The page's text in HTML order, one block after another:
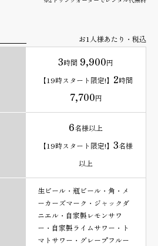
お1人様あたり・税込
3時間 9,900円
【19時スタート限定!】 2時間
7,700円
6名様以上
【19時スタート限定!】 3名様
以上
生ビール・瓶ビール・角・メ
ーカーズマーク・ジャックダ
ニエル・自家製レモンサワ
ー・自家製ライムサワー・ト
マトサワー・グレープフルー